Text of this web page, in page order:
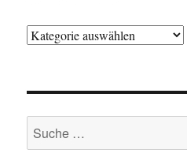
Kategorien
Suche
nach: